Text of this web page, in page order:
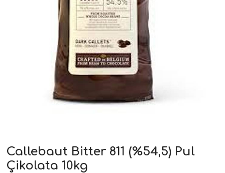
Callebaut Bitter 811 (%54,5) Pul
Çikolata 10kg